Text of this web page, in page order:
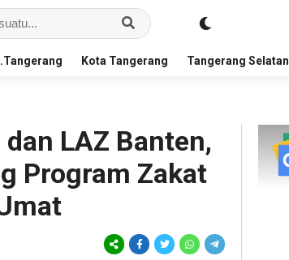
Kota Tangerang Tangerang Selatan
LAZ Banten,
Program Zakat